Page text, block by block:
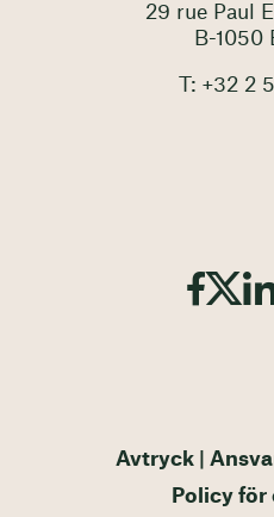
29 rue Paul
B-1050
T: +32 2
Avtryck
Policy för